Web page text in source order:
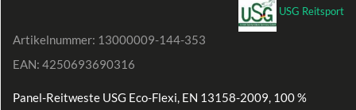
USG Reitsport
Artikelnummer: 13000009-144-353
EAN: 4250693690316
Panel-Reitweste USG Eco-Flexi, EN 13158-2009, 100 %